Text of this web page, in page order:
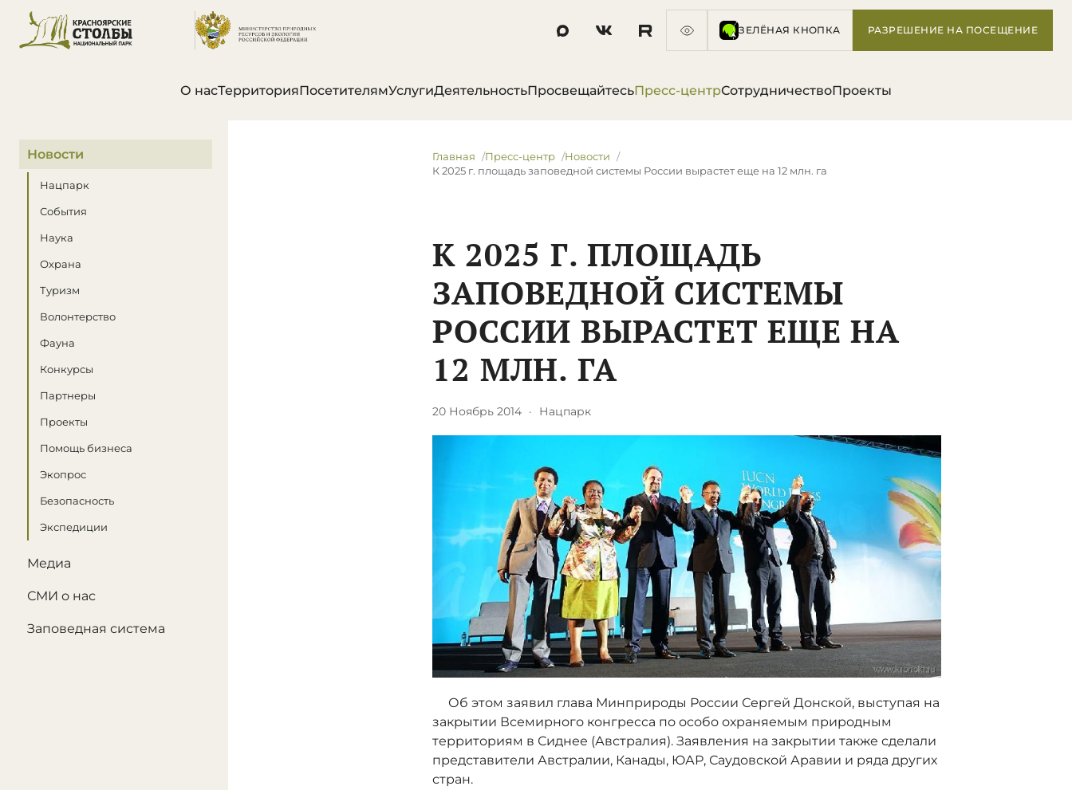
ЗЕЛЁНАЯ КНОПКА РАЗРЕШЕНИЕ НА ПОСЕЩЕНИЕ
О насТерриторияПосетителямУслугиДеятельностьПросвещайтесьПресс-центрСотрудничествоПроекты
В этом разделе
Новости
Нацпарк
События
Наука
Охрана
Туризм
Волонтерство
Фауна
Конкурсы
Партнеры
Проекты
Помощь бизнеса
Экопрос
Безопасность
Экспедиции
Медиа
СМИ о нас
Заповедная система
Главная Пресс-центр
Новости
К 2025 г. площадь заповедной системы России вырастет еще на 12 млн. га
К 2025 Г. ПЛОЩАДЬ
ЗАПОВЕДНОЙ СИСТЕМЫ
РОССИИ ВЫРАСТЕТ ЕЩЕ НА
12 МЛН. ГА
20 Ноябрь 2014 · Нацпарк
Об этом заявил глава Минприроды России Сергей Донской, выступая на
закрытии Всемирного конгресса по особо охраняемым природным
территориям в Сиднее (Австралия). Заявления на закрытии также сделали
представители Австралии, Канады, ЮАР, Саудовской Аравии и ряда других
стран.